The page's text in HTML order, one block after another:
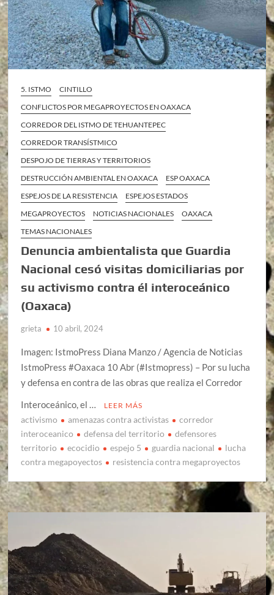
5. ISTMO
CINTILLO
CONFLICTOS POR MEGAPROYECTOS EN OAXACA
CORREDOR DEL ISTMO DE TEHUANTEPEC
CORREDOR TRANSÍSTMICO
DESPOJO DE TIERRAS Y TERRITORIOS
DESTRUCCIÓN AMBIENTAL EN OAXACA
ESP OAXACA
ESPEJOS DE LA RESISTENCIA
ESPEJOS ESTADOS
MEGAPROYECTOS
NOTICIAS NACIONALES
OAXACA
TEMAS NACIONALES
Denuncia ambientalista que Guardia
Nacional cesó visitas domiciliarias por
su activismo contra él interoceánico
(Oaxaca)
grieta 10 abril, 2024
Imagen: IstmoPress Diana Manzo / Agencia de Noticias
IstmoPress #Oaxaca 10 Abr (#Istmopress) – Por su lucha
y defensa en contra de las obras que realiza el Corredor
Interoceánico, el …
LEER MÁS
activismo amenazas contra activistas
corredor
interoceanico
defensa del territorio
defensores
territorio
ecocidio espejo 5 guardia nacional
lucha
contra megapoyectos
resistencia contra megaproyectos